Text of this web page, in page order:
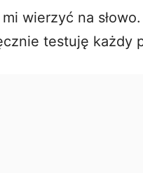
wierzyć na
testuję każdy